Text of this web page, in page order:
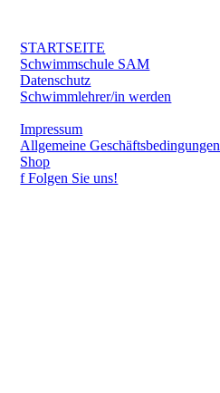
STARTSEITE
Schwimmschule SAM
Datenschutz
Schwimmlehrer/in werden
Impressum
Allgemeine Geschäftsbedingungen
Shop
f Folgen Sie uns!